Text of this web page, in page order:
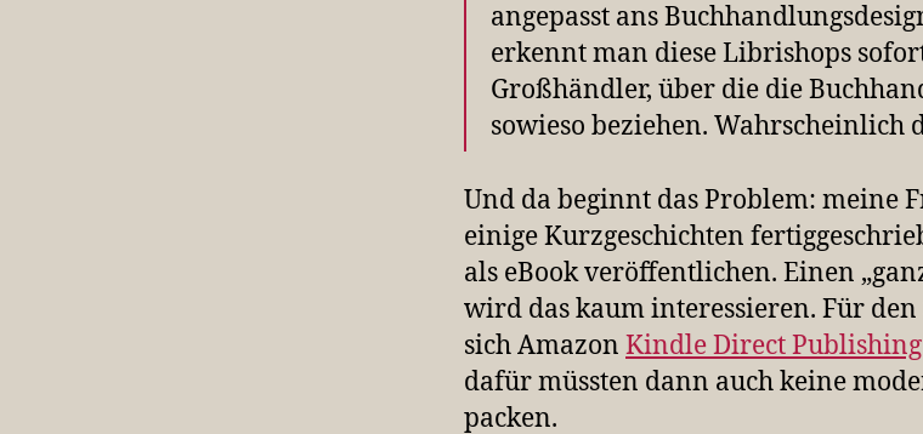
angepasst ans
erkennt man diese Librishops
Großhändler, über die die
sowieso beziehen. Wahrscheinlich
Und da beginnt das Problem: meine
einige Kurzgeschichten
als eBook veröffentlichen. Einen
wird das kaum interessieren. Für
sich Amazon Kindle Direct Publishing
dafür müssten dann auch keine
packen.